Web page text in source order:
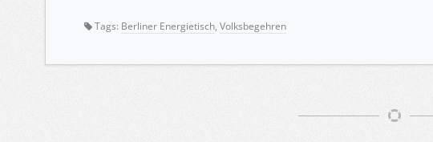
Tags: Berliner Energietisch, Volksbegehren